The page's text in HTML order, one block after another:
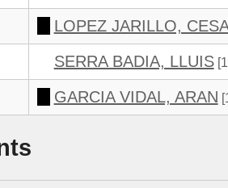
LOPEZ JARILLO,
SERRA BADIA, LLUIS
GARCIA VIDAL, ARAN